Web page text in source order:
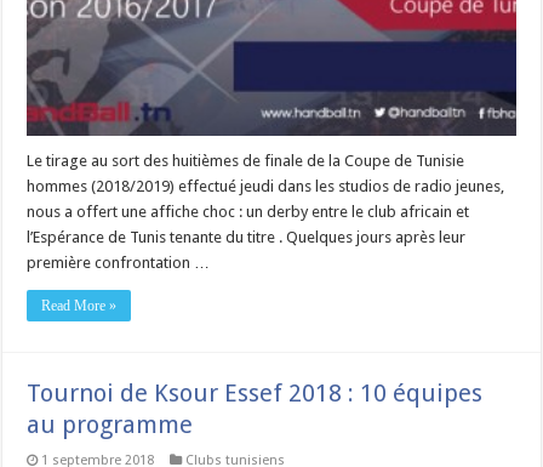
Le tirage au sort des huitièmes de finale de la Coupe de Tunisie
hommes (2018/2019) effectué jeudi dans les studios de radio jeunes,
nous a offert une affiche choc : un derby entre le club africain et
l’Espérance de Tunis tenante du titre . Quelques jours après leur
première confrontation …
Read More »
Tournoi de Ksour Essef 2018 : 10 équipes
au programme
1 septembre 2018 Clubs tunisiens